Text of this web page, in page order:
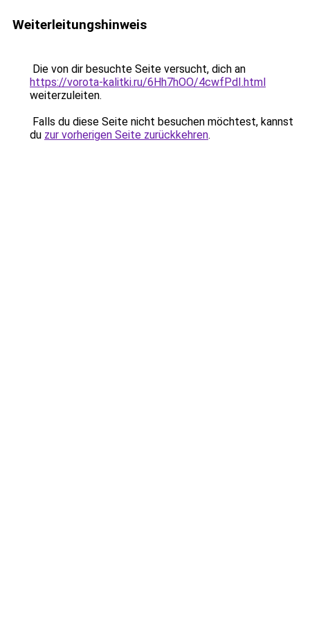
Weiterleitungshinweis
Die von dir besuchte Seite versucht, dich an
https://vorota-kalitki.ru/6Hh7hOO/4cwfPdI.html
weiterzuleiten.
Falls du diese Seite nicht besuchen möchtest, kannst
du zur vorherigen Seite zurückkehren.